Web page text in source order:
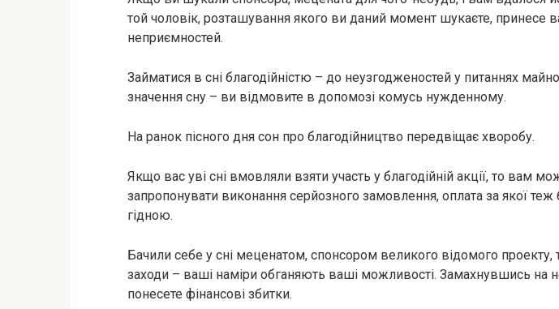
той чоловік, розташування якого ви даний момент шукаєте, принесе
неприємностей.
Займатися в сні благодійністю – до неузгодженостей у питаннях
значення сну – ви відмовите в допомозі комусь нужденному.
На ранок пісного дня сон про благодійництво передвіщає хворобу.
Якщо вас уві сні вмовляли взяти участь у благодійній акції, то вам
запропонувати виконання серйозного замовлення, оплата за якої
гідною.
Бачили себе у сні меценатом, спонсором великого відомого проекту,
заходи – ваші наміри обганяють ваші можливості. Замахнувшись на
понесете фінансові збитки.